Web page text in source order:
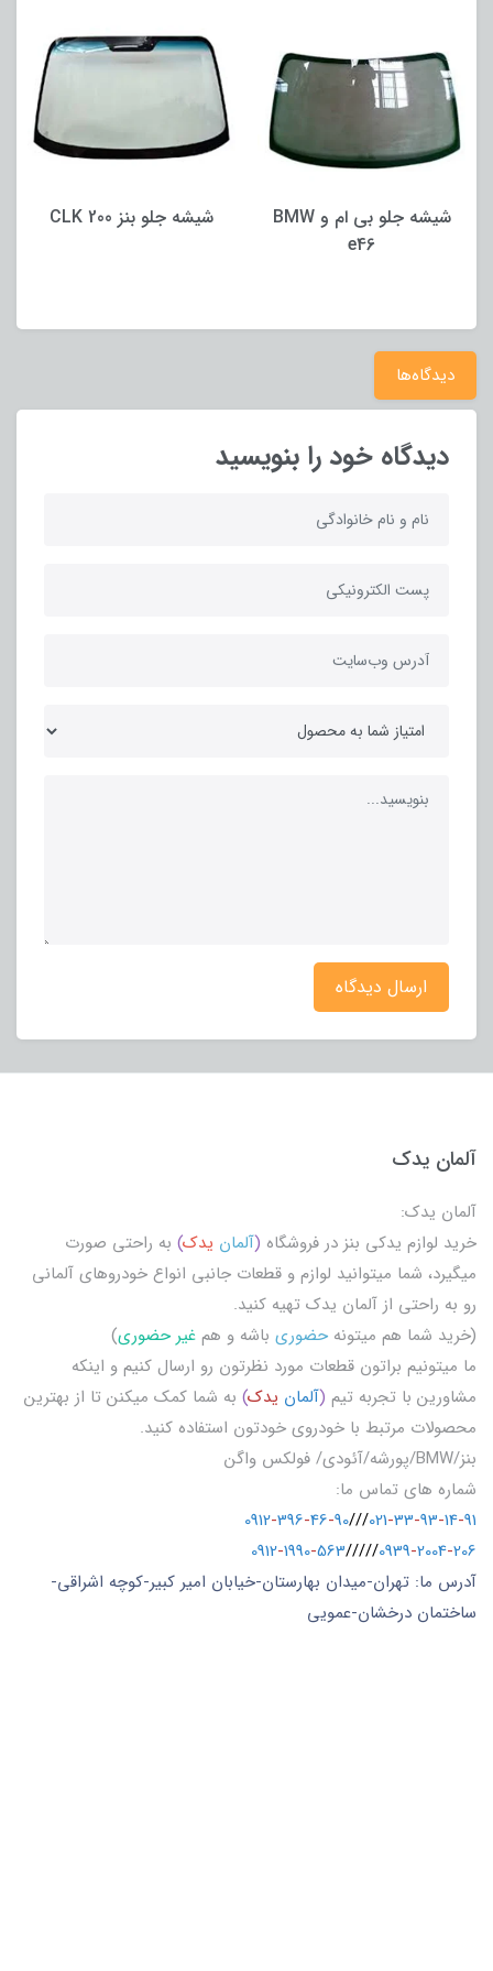
شیشه جلو بی ام و BMW
e46
شیشه جلو بنز CLK 200
دیدگاه‌ها
دیدگاه خود را بنویسید
ارسال دیدگاه
آلمان یدک
آلمان یدک:
خرید لوازم یدکی بنز در فروشگاه (آلمان یدک) به راحتی صورت
میگیرد، شما میتوانید لوازم و قطعات جانبی انواع خودروهای آلمانی
رو به راحتی از آلمان یدک تهیه کنید.
(خرید شما هم میتونه حضوری باشه و هم غیر حضوری)
ما میتونیم براتون قطعات مورد نظرتون رو ارسال کنیم و اینکه
مشاورین با تجربه تیم (آلمان یدک) به شما کمک میکنن تا از بهترین
محصولات مرتبط با خودروی خودتون استفاده کنید.
بنز/BMW/پورشه/آئودی/ فولکس واگن
شماره های تماس ما:
021-33-93-14-91
///
0912-396-46-90
0939-2004-206
/////
0912-1990-563
آدرس ما: تهران-میدان بهارستان-خیابان امیر کبیر-کوچه اشراقی-
ساختمان درخشان-عمویی